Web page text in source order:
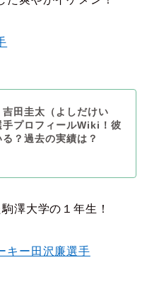
吉田圭太（よしだけい
手プロフィールWiki！彼
？過去の実績は？
澤大学の１年生！
キー田沢廉選手